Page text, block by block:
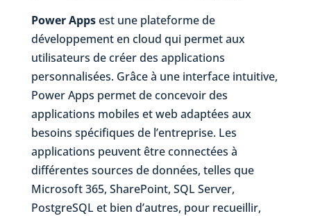
Power Appsest une plateforme de
développement en cloud qui permet aux
utilisateurs de créer des applications
personnalisées. Grâce à une interface intuitive,
Power Apps permet de concevoir des
applications mobiles et web adaptées aux
besoins spécifiques de l’entreprise. Les
applications peuvent être connectées à
différentes sources de données, telles que
Microsoft 365, SharePoint, SQL Server,
PostgreSQL et bien d’autres, pour recueillir,